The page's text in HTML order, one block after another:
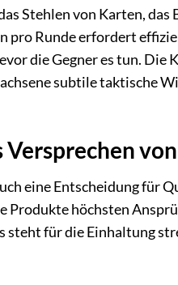
Stehlen von Karten,
pro Runde erfordert
die Gegner es tun.
subtile taktische
von
eine Entscheidung
Produkte höchsten
steht für die Einhaltung